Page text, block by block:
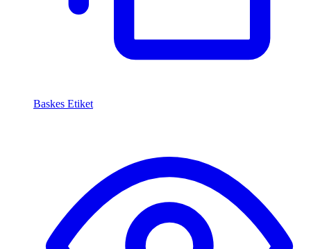
Baskes Etiket